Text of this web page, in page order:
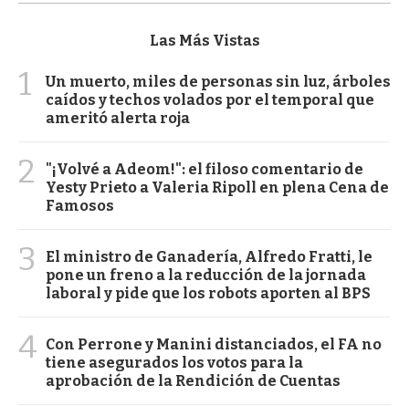
Las Más Vistas
1
Un muerto, miles de personas sin luz, árboles
caídos y techos volados por el temporal que
ameritó alerta roja
2
"¡Volvé a Adeom!": el filoso comentario de
Yesty Prieto a Valeria Ripoll en plena Cena de
Famosos
3
El ministro de Ganadería, Alfredo Fratti, le
pone un freno a la reducción de la jornada
laboral y pide que los robots aporten al BPS
4 Con Perrone y Manini distanciados, el FA no
tiene asegurados los votos para la
aprobación de la Rendición de Cuentas